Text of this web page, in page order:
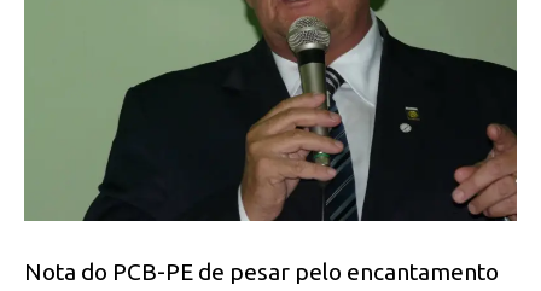
Nota do PCB-PE de pesar pelo encantamento